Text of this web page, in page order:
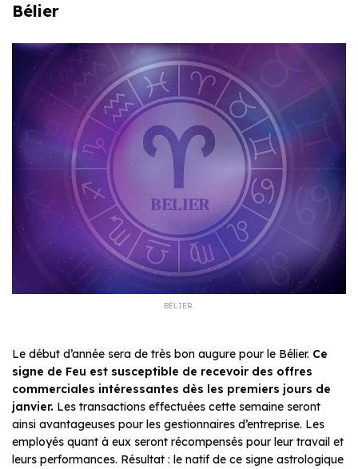
Bélier
BÉLIER.
Le début d’année sera de très bon augure pour le Bélier. Ce
signe de Feu est susceptible de recevoir des offres
commerciales intéressantes dès les premiers jours de
janvier. Les transactions effectuées cette semaine seront
ainsi avantageuses pour les gestionnaires d’entreprise. Les
employés quant à eux seront récompensés pour leur travail et
leurs performances. Résultat : le natif de ce signe astrologique